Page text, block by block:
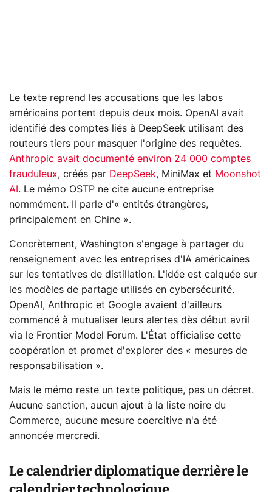
Le texte reprend les accusations que les labos
américains portent depuis deux mois. OpenAI avait
identifié des comptes liés à DeepSeek utilisant des
routeurs tiers pour masquer l'origine des requêtes.
Anthropic avait documenté environ 24 000 comptes
frauduleux, créés par DeepSeek, MiniMax et Moonshot
AI . Le mémo OSTP ne cite aucune entreprise
nommément. Il parle d'« entités étrangères,
principalement en Chine ».
Concrètement, Washington s'engage à partager du
renseignement avec les entreprises d'IA américaines
sur les tentatives de distillation. L'idée est calquée sur
les modèles de partage utilisés en cybersécurité.
OpenAI, Anthropic et Google avaient d'ailleurs
commencé à mutualiser leurs alertes dès début avril
via le Frontier Model Forum. L'État officialise cette
coopération et promet d'explorer des « mesures de
responsabilisation ».
Mais le mémo reste un texte politique, pas un décret.
Aucune sanction, aucun ajout à la liste noire du
Commerce, aucune mesure coercitive n'a été
annoncée mercredi.
Le calendrier diplomatique derrière le